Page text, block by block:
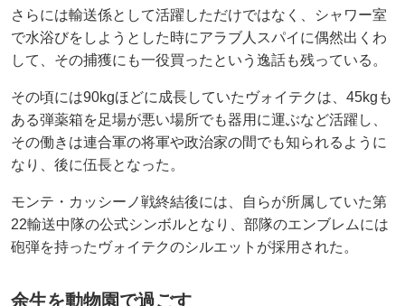
さらには輸送係として活躍しただけではなく、シャワー室
で水浴びをしようとした時にアラブ人スパイに偶然出くわ
して、その捕獲にも一役買ったという逸話も残っている。
その頃には90kgほどに成長していたヴォイテクは、45kgも
ある弾薬箱を足場が悪い場所でも器用に運ぶなど活躍し、
その働きは連合軍の将軍や政治家の間でも知られるように
なり、後に伍長となった。
モンテ・カッシーノ戦終結後には、自らが所属していた第
22輸送中隊の公式シンボルとなり、部隊のエンブレムには
砲弾を持ったヴォイテクのシルエットが採用された。
余生を動物園で過ごす